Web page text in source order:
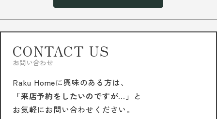
CONTACT US
お問い合わせ
Raku Homeに興味のある方は、
「来店予約をしたいのですが…」 と
お気軽にお問い合わせください。